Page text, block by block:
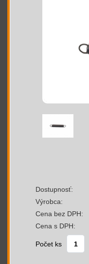
Dostupnosť:
Výrobca:
Cena bez DPH:
Cena s DPH:
Počet ks